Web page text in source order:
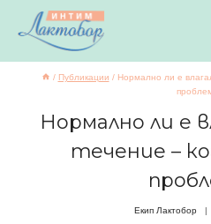
съдържанието
/ Публикации / Нормално ли е
Нормално ли е
течение –
Екип Лактобор